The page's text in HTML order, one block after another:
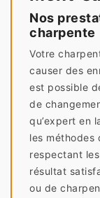
Nos
charpente
Votre
causer des
est possible
de
qu’expert en
les méthodes
respectant
résultat
ou de